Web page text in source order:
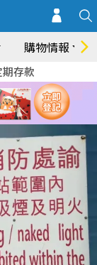
購物情報
期存款